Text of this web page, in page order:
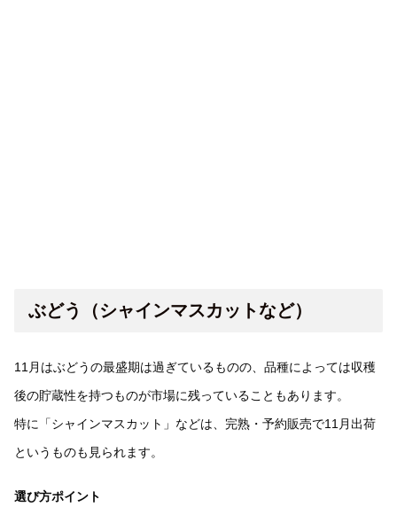
ぶどう（シャインマスカットなど）
11月はぶどうの最盛期は過ぎているものの、品種によっては収穫
後の貯蔵性を持つものが市場に残っていることもあります。
特に「シャインマスカット」などは、完熟・予約販売で11月出荷
というものも見られます。
選び方ポイント